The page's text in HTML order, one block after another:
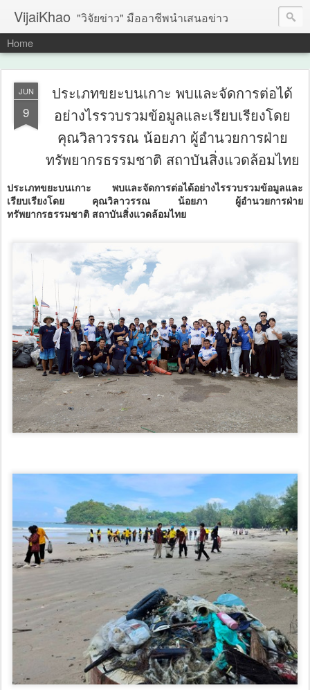
VijaiKhao "วิจัยข่าว" มืออาชีพนำเสนอข่าว
Home
JUN
9
ประเภทขยะบนเกาะ พบและจัดการต่อได้
อย่างไรรวบรวมข้อมูลและเรียบเรียงโดย
คุณวิลาวรรณ น้อยภา ผู้อำนวยการฝ่าย
ทรัพยากรธรรมชาติ สถาบันสิ่งแวดล้อมไทย
ประเภทขยะบนเกาะ พบและจัดการต่อได้อย่างไรรวบรวมข้อมูลและ
เรียบเรียงโดย คุณวิลาวรรณ น้อยภา ผู้อำนวยการฝ่าย
ทรัพยากรธรรมชาติ สถาบันสิ่งแวดล้อมไทย